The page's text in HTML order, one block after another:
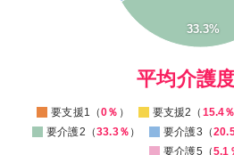
33.3%
0
平均介護
要支援1（0％ ） 要支援2（ 15.4％
要介護2（33.3％ ） 要介護3（
要介護5（5.1